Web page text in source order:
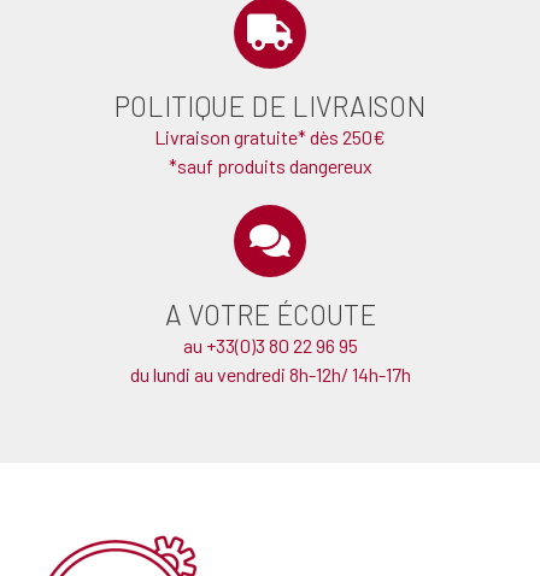
POLITIQUE DE LIVRAISON
Livraison gratuite* dès 250€
*sauf produits dangereux
A VOTRE ÉCOUTE
au +33(0)3 80 22 96 95
du lundi au vendredi 8h-12h/ 14h-17h